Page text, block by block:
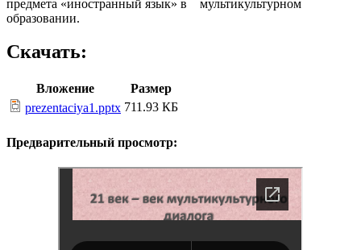
предмета «иностранный язык» в мультикультурном
образовании.
Скачать:
Вложение
Размер
prezentaciya1.pptx 711.93 КБ
Предварительный просмотр: